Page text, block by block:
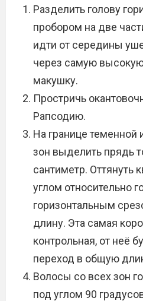
Разделить голову
пробором на две
идти от середины
через самую
макушку.
Простричь
Рапсодию.
На границе теменной
зон выделить прядь
сантиметр. Оттянуть
углом относительно
горизонтальным
длину. Эта самая
контрольная, от неё
переход в общую
Волосы со всех зон
под углом 90